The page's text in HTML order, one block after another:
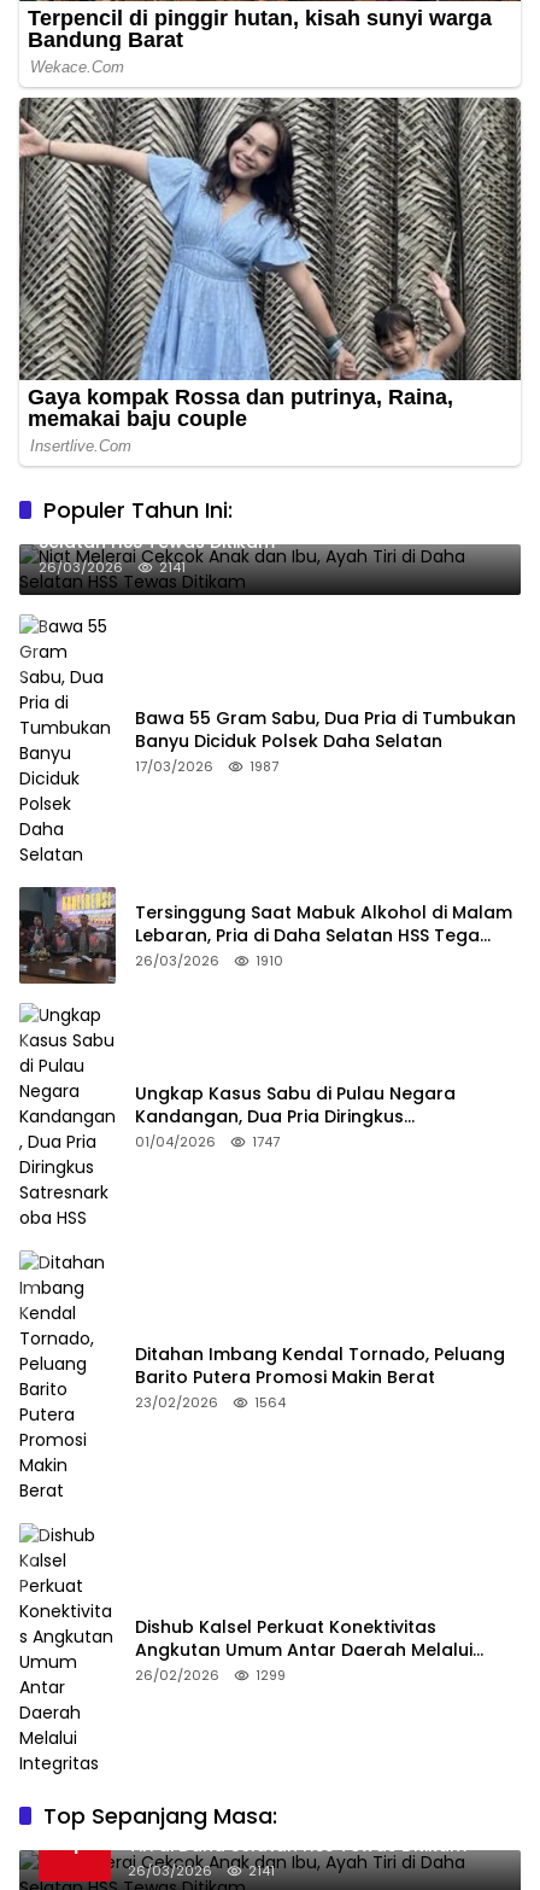
Populer Tahun Ini:
Niat Melerai Cekcok Anak dan Ibu, Ayah Tiri di Daha
Selatan HSS Tewas Ditikam
26/03/2026 2141
Bawa 55 Gram Sabu, Dua Pria di Tumbukan
Banyu Diciduk Polsek Daha Selatan
17/03/2026 1987
Tersinggung Saat Mabuk Alkohol di Malam
Lebaran, Pria di Daha Selatan HSS Tega
Tusuk Teman Sendiri
26/03/2026 1910
Ungkap Kasus Sabu di Pulau Negara
Kandangan, Dua Pria Diringkus
Satresnarkoba HSS
01/04/2026 1747
Ditahan Imbang Kendal Tornado, Peluang
Barito Putera Promosi Makin Berat
23/02/2026 1564
Dishub Kalsel Perkuat Konektivitas
Angkutan Umum Antar Daerah Melalui
Integritas
26/02/2026 1299
Top Sepanjang Masa:
1
Niat Melerai Cekcok Anak dan Ibu, Ayah
Tiri di Daha Selatan HSS Tewas Ditikam
26/03/2026 2141